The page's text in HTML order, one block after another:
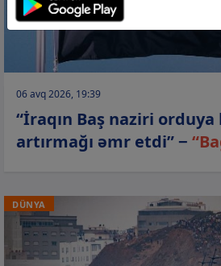
06 avq 2026, 19:39
“İraqın Baş naziri orduya
artırmağı əmr etdi” −
DÜNYA